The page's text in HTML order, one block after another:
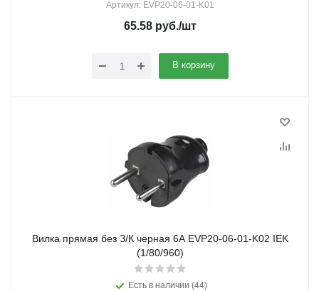
Артикул: EVP20-06-01-K01
65.58 руб./шт
В корзину
Вилка прямая без З/К черная 6А EVP20-06-01-K02 IEK
(1/80/960)
Есть в наличии (44)